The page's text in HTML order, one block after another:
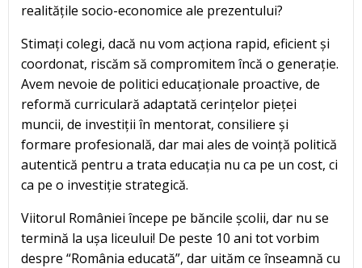
realitățile socio-economice ale prezentului?
Stimați colegi, dacă nu vom acționa rapid, eficient și
coordonat, riscăm să compromitem încă o generație.
Avem nevoie de politici educaționale proactive, de
reformă curriculară adaptată cerințelor pieței
muncii, de investiții în mentorat, consiliere și
formare profesională, dar mai ales de voință politică
autentică pentru a trata educația nu ca pe un cost, ci
ca pe o investiție strategică.
Viitorul României începe pe băncile școlii, dar nu se
termină la ușa liceului! De peste 10 ani tot vorbim
despre “România educată”, dar uităm ce înseamnă cu